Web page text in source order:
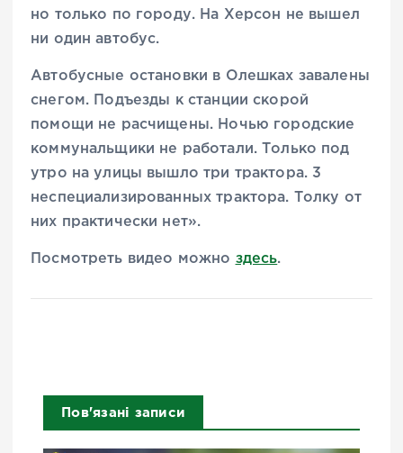
но только по городу. На Херсон не вышел
ни один автобус.
Автобусные остановки в Олешках завалены
снегом. Подъезды к станции скорой
помощи не расчищены. Ночью городские
коммунальщики не работали. Только под
утро на улицы вышло три трактора. 3
неспециализированных трактора. Толку от
них практически нет».
Посмотреть видео можно здесь.
Пов'язані записи